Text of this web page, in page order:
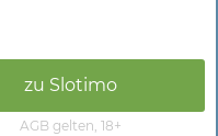
zu Slotimo
AGB gelten, 18+